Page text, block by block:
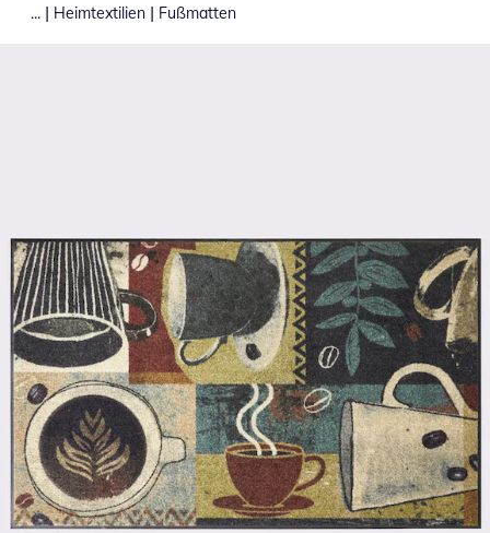
... | Heimtextilien | Fußmatten